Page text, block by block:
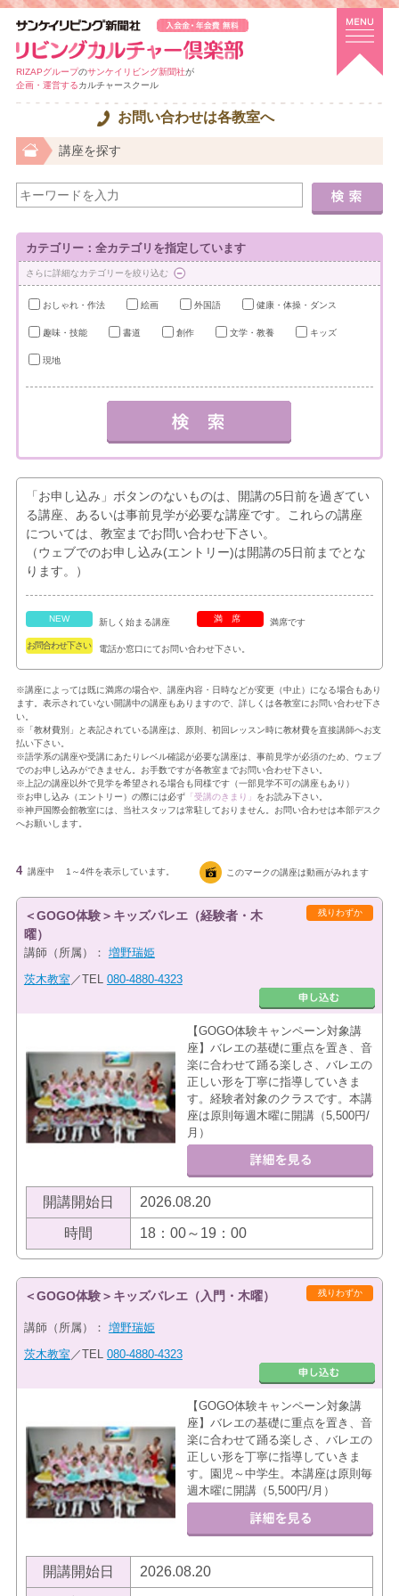
RIZAPグループのサンケイリビング新聞社が
企画・運営するカルチャースクール
お問い合わせは各教室へ
講座を探す
カテゴリー：全カテゴリを指定しています
さらに詳細なカテゴリーを絞り込む
おしゃれ・作法 絵画 外国語 健康・体操・ダンス
趣味・技能 書道 創作 文学・教養 キッズ
現地
「お申し込み」ボタンのないものは、開講の5日前を過ぎてい
る講座、あるいは事前見学が必要な講座です。これらの講座
については、教室までお問い合わせ下さい。
（ウェブでのお申し込み(エントリー)は開講の5日前までとな
ります。）
NEW 新しく始まる講座 満席 満席です
お問合わせ下さい 電話か窓口にてお問い合わせ下さい。
※講座によっては既に満席の場合や、講座内容・日時などが変更（中止）になる場合もあり
ます。表示されていない開講中の講座もありますので、詳しくは各教室にお問い合わせ下さ
い。
※「教材費別」と表記されている講座は、原則、初回レッスン時に教材費を直接講師へお支
払い下さい。
※語学系の講座や受講にあたりレベル確認が必要な講座は、事前見学が必須のため、ウェブ
でのお申し込みができません。お手数ですが各教室までお問い合わせ下さい。
※上記の講座以外で見学を希望される場合も同様です（一部見学不可の講座もあり）
※お申し込み（エントリー）の際には必ず「受講のきまり」 をお読み下さい。
※神戸国際会館教室には、当社スタッフは常駐しておりません。お問い合わせは本部デスク
へお願いします。
4 講座中 1～4件を表示しています。 このマークの講座は動画がみれます
残りわずか
＜GOGO体験＞キッズバレエ（経験者・木
曜）
講師（所属）： 増野瑞姫
茨木教室 ／TEL 080-4880-4323
【GOGO体験キャンペーン対象講
座】バレエの基礎に重点を置き、音
楽に合わせて踊る楽しさ、バレエの
正しい形を丁寧に指導していきま
す。経験者対象のクラスです。本講
座は原則毎週木曜に開講（5,500円/
月）
開講開始日 2026.08.20
時間 18：00～19：00
残りわずか
＜GOGO体験＞キッズバレエ（入門・木曜）
講師（所属）： 増野瑞姫
茨木教室 ／TEL 080-4880-4323
【GOGO体験キャンペーン対象講
座】バレエの基礎に重点を置き、音
楽に合わせて踊る楽しさ、バレエの
正しい形を丁寧に指導していきま
す。園児～中学生。本講座は原則毎
週木曜に開講（5,500円/月）
開講開始日 2026.08.20